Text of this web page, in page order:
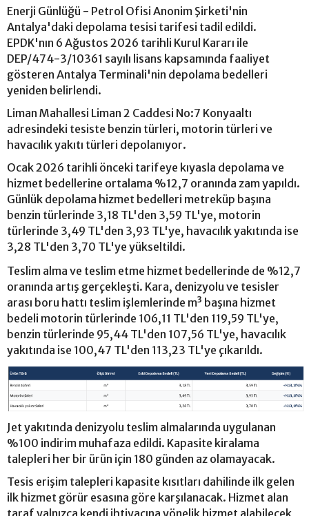
Enerji Günlüğü - Petrol Ofisi Anonim Şirketi'nin
Antalya'daki depolama tesisi tarifesi tadil edildi.
EPDK'nın 6 Ağustos 2026 tarihli Kurul Kararı ile
DEP/474-3/10361 sayılı lisans kapsamında faaliyet
gösteren Antalya Terminali'nin depolama bedelleri
yeniden belirlendi.
Liman Mahallesi Liman 2 Caddesi No:7 Konyaaltı
adresindeki tesiste benzin türleri, motorin türleri ve
havacılık yakıtı türleri depolanıyor.
Ocak 2026 tarihli önceki tarifeye kıyasla depolama ve
hizmet bedellerine ortalama %12,7 oranında zam yapıldı.
Günlük depolama hizmet bedelleri metreküp başına
benzin türlerinde 3,18 TL'den 3,59 TL'ye, motorin
türlerinde 3,49 TL'den 3,93 TL'ye, havacılık yakıtında ise
3,28 TL'den 3,70 TL'ye yükseltildi.
Teslim alma ve teslim etme hizmet bedellerinde de %12,7
oranında artış gerçekleşti. Kara, denizyolu ve tesisler
arası boru hattı teslim işlemlerinde m³ başına hizmet
bedeli motorin türlerinde 106,11 TL'den 119,59 TL'ye,
benzin türlerinde 95,44 TL'den 107,56 TL'ye, havacılık
yakıtında ise 100,47 TL'den 113,23 TL'ye çıkarıldı.
Jet yakıtında denizyolu teslim almalarında uygulanan
%100 indirim muhafaza edildi. Kapasite kiralama
talepleri her bir ürün için 180 günden az olamayacak.
Tesis erişim talepleri kapasite kısıtları dahilinde ilk gelen
ilk hizmet görür esasına göre karşılanacak. Hizmet alan